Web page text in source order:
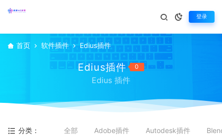
登录
首页 软件插件 Edius插件
Edius插件 0
Edius 插件
分类： 全部 Adobe插件 Autodesk插件